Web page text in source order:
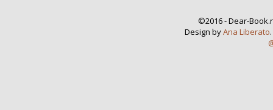
©2016 - Dear-
Design byAna Liberato